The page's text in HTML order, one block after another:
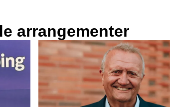
arrangementer